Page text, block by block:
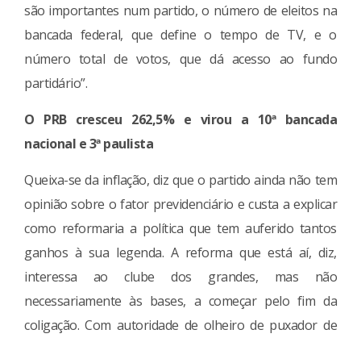
são importantes num partido, o número de eleitos na
bancada federal, que define o tempo de TV, e o
número total de votos, que dá acesso ao fundo
partidário”.
O PRB cresceu 262,5% e virou a 10ª bancada
nacional e 3ª paulista
Queixa-se da inflação, diz que o partido ainda não tem
opinião sobre o fator previdenciário e custa a explicar
como reformaria a política que tem auferido tantos
ganhos à sua legenda. A reforma que está aí, diz,
interessa ao clube dos grandes, mas não
necessariamente às bases, a começar pelo fim da
coligação. Com autoridade de olheiro de puxador de